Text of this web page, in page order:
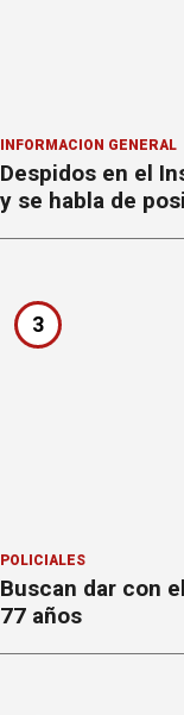
INFORMACION GENERAL
Despidos en el
y se habla de
3
POLICIALES
Buscan dar con
77 años